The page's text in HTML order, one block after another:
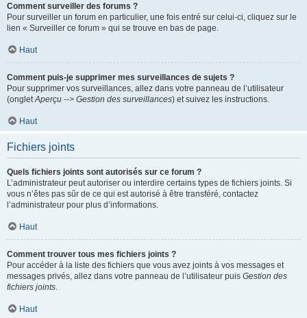
Comment surveiller des forums ?
Pour surveiller un forum en particulier, une fois entré sur celui-ci, cliquez sur le
lien « Surveiller ce forum » qui se trouve en bas de page.
Haut
Comment puis-je supprimer mes surveillances de sujets ?
Pour supprimer vos surveillances, allez dans votre panneau de l’utilisateur
(ongletAperçu --> Gestion des surveillances) et suivez les instructions.
Haut
Fichiers joints
Quels fichiers joints sont autorisés sur ce forum ?
L’administrateur peut autoriser ou interdire certains types de fichiers joints. Si
vous n’êtes pas sûr de ce qui est autorisé à être transféré, contactez
l’administrateur pour plus d’informations.
Haut
Comment trouver tous mes fichiers joints ?
Pour accéder à la liste des fichiers que vous avez joints à vos messages et
messages privés, allez dans votre panneau de l’utilisateur puis Gestion des
fichiers joints.
Haut